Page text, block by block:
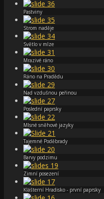
Pastviny
Strom naděje
Světlo v mlze
Mrazivé ráno
Ráno na Pradědu
Nad vzdušnou peřinou
Poslední paprsky
Mlsné sněhové jazyky
Tajemné Poděbrady
Barvy podzimu
Zimní posezení
Klášterní Hradisko - první paprsky